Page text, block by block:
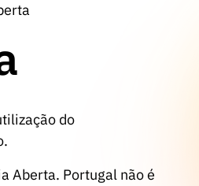
do
Aberta. Portugal não é